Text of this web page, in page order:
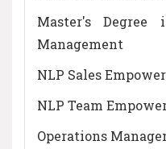
Master's Degree
Management
NLP Sales
NLP Team
Operations